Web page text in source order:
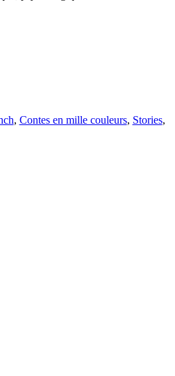
, Contes en mille couleurs, Stories,